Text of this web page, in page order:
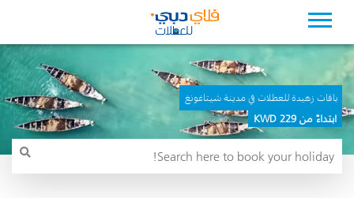
باقات زهيدة للعطلات في مدينة شيتاغونغ
ابتداءً من 229 KWD